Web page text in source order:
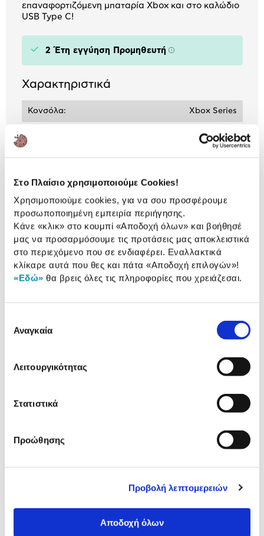
Στο Πλαίσιο χρησιμοποιούμε Cookies!
Χρησιμοποιούμε cookies, για να σου προσφέρουμε
προσωποποιημένη εμπειρία περιήγησης.
Κάνε «κλικ» στο κουμπί «Αποδοχή όλων» και βοήθησέ
μας να προσαρμόσουμε τις προτάσεις μας αποκλειστικά
στο περιεχόμενο που σε ενδιαφέρει. Εναλλακτικά
κλίκαρε αυτά που θες και πάτα «Αποδοχή επιλογών»!
«Εδώ» θα βρεις όλες τις πληροφορίες που χρειάζεσαι.
συγκατάθεσης
Αναγκαία
Λειτουργικότητας
Στατιστικά
Προώθησης
Προβολή λεπτομερειών
Αποδοχή όλων
επαναφορτιζόμενη μπαταρία Xbox και στο καλώδιο
USB Type C!
2 Έτη εγγύηση Προμηθευτή Πληροφορίες
Χαρακτηριστικά
Κονσόλα: Xbox Series
Αναλυτική
παρουσίαση
Προδιαγραφές
προϊόντος
Αξιολογήσεις
Αξιολογήσεις
Speedlink Pulse X Play &
Microsoft Xbox Wireless
69,90€